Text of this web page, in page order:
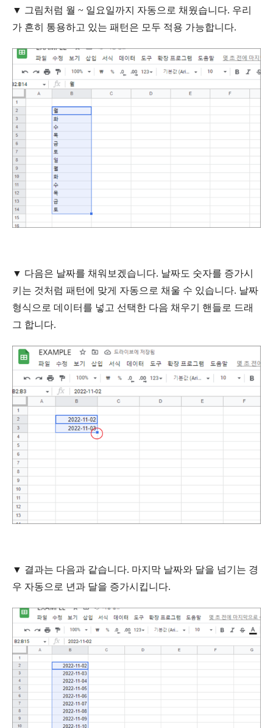
▼ 그림처럼 월 ~ 일요일까지 자동으로 채웠습니다. 우리
가 흔히 통용하고 있는 패턴은 모두 적용 가능합니다.
▼ 다음은 날짜를 채워보겠습니다. 날짜도 숫자를 증가시
키는 것처럼 패턴에 맞게 자동으로 채울 수 있습니다. 날짜
형식으로 데이터를 넣고 선택한 다음 채우기 핸들로 드래
그 합니다.
▼ 결과는 다음과 같습니다. 마지막 날짜와 달을 넘기는 경
우 자동으로 년과 달을 증가시킵니다.